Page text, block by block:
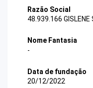
Razão Social
48.939.166 GISLENE
Nome Fantasia
-
Data de fundação
20/12/2022